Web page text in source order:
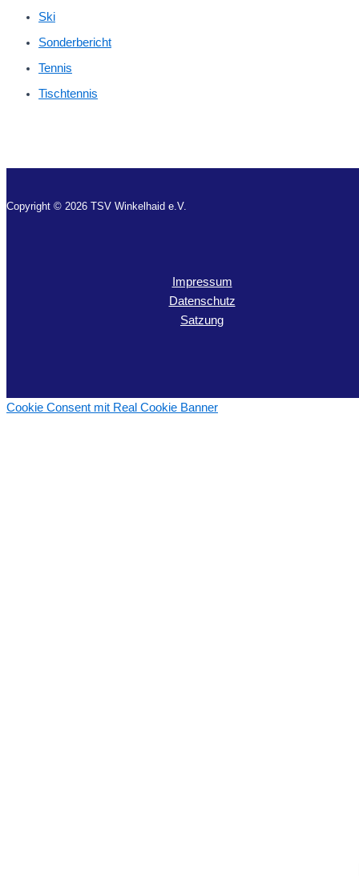
Ski
Sonderbericht
Tennis
Tischtennis
Copyright © 2026 TSV Winkelhaid e.V.
Impressum
Datenschutz
Satzung
Cookie Consent mit Real Cookie Banner